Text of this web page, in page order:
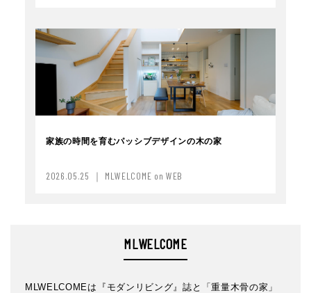
家族の時間を育むパッシブデザインの木の家
2026.05.25 ｜ MLWELCOME on WEB
MLWELCOME
MLWELCOMEは『モダンリビング』誌と「重量木骨の家」